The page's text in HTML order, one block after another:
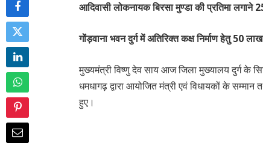
आदिवासी लोकनायक बिरसा मुण्डा की प्रतिमा लगाने
गोंड़वाना भवन दुर्ग में अतिरिक्त कक्ष निर्माण हेतु 50
मुख्यमंत्री विष्णु देव साय आज जिला मुख्यालय दुर्ग के
धमधागढ़ द्वारा आयोजित मंत्री एवं विधायकों के
हुए।